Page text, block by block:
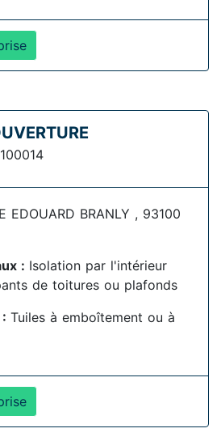
EDOUARD BRANLY , 93100
: Isolation par l'intérieur
de toitures ou plafonds
Tuiles à emboîtement ou à